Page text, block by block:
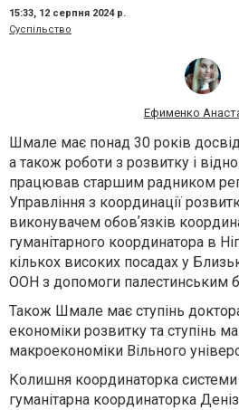
15:33, 12 серпня 2024 р.
Суспільство
Ефименко
Шмале має понад 30 років
а також роботи з розвитку і
працював старшим радником
Управління з координації
виконувачем обовʼязків
гуманітарного координатора в
кількох високих посадах у
ООН з допомоги палестинським
Також Шмале має ступінь
економіки розвитку та ступінь
макроекономіки Вільного
Колишня координаторка системи
гуманітарна координаторка